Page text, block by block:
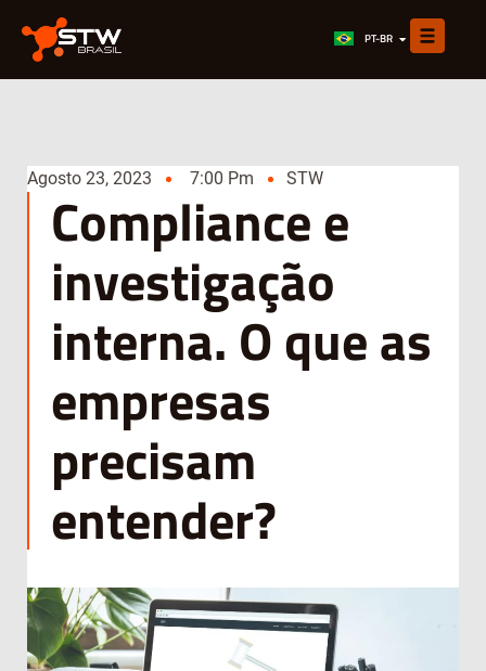
PT-BR
ES
Agosto 23, 2023 7:00 Pm STW
Compliance e
investigação
interna. O que as
empresas
precisam
entender?